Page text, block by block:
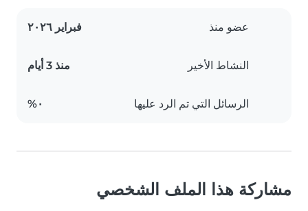
عضو منذ فبراير ٢٠٢٦
النشاط الأخير منذ 3 أيام
الرسائل التي تم الرد عليها ٠%
مشاركة هذا الملف الشخصي